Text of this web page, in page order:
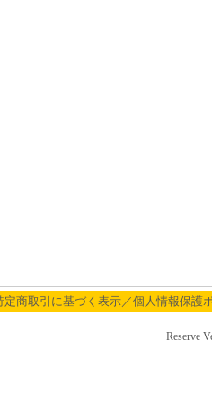
定商取引に基づく表示／個人情報保護
Reserve